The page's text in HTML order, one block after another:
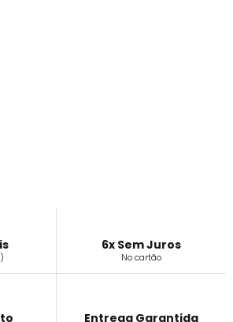
6x Sem Juros
No cartão
Entrega Garantida